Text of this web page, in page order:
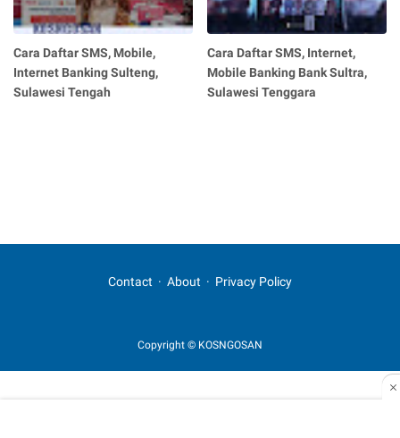
Cara Daftar SMS, Mobile,
Internet Banking Sulteng,
Sulawesi Tengah
Cara Daftar SMS, Internet,
Mobile Banking Bank Sultra,
Sulawesi Tenggara
Contact About Privacy Policy
Copyright © KOSNGOSAN